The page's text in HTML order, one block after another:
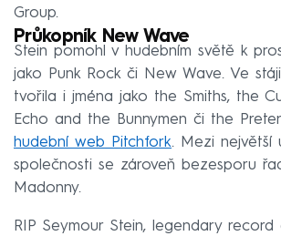
Group.
Průkopník New Wave
Stein pomohl v hudebním světě k
jako Punk Rock či New Wave. Ve
tvořila i jména jako the Smiths, the
Echo and the Bunnymen či the
hudební web Pitchfork. Mezi největší
společnosti se zároveň bezesporu
Madonny.
RIP Seymour Stein, legendary record